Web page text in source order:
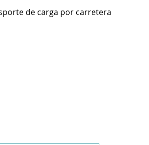
de carga por carretera